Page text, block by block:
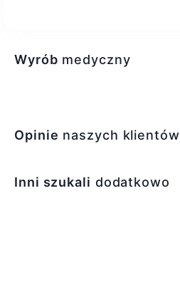
Wyrób medyczny
Opinie naszych klientów
Inni szukali dodatkowo